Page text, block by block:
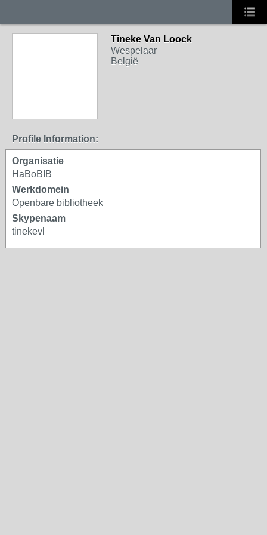
Tineke Van Loock
Wespelaar
België
Profile Information:
Organisatie
HaBoBIB
Werkdomein
Openbare bibliotheek
Skypenaam
tinekevl